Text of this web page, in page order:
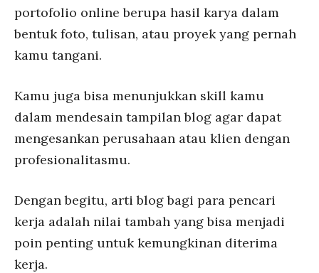
portofolio online berupa hasil karya dalam
bentuk foto, tulisan, atau proyek yang pernah
kamu tangani.
Kamu juga bisa menunjukkan skill kamu
dalam mendesain tampilan blog agar dapat
mengesankan perusahaan atau klien dengan
profesionalitasmu.
Dengan begitu, arti blog bagi para pencari
kerja adalah nilai tambah yang bisa menjadi
poin penting untuk kemungkinan diterima
kerja.